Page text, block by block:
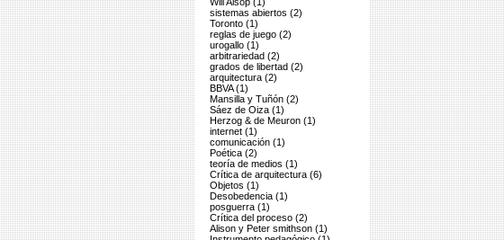
sistemas abiertos (2)
Toronto (1)
reglas de juego (2)
urogallo (1)
arbitrariedad (2)
grados de libertad (2)
arquitectura (2)
BBVA (1)
Mansilla y Tuñón (2)
Sáez de Oiza (1)
Herzog & de Meuron (1)
internet (1)
comunicación (1)
Poética (2)
teoría de medios (1)
Crítica de arquitectura (6)
Objetos (1)
Desobedencia (1)
posguerra (1)
Crítica del proceso (2)
Alison y Peter smithson (1)